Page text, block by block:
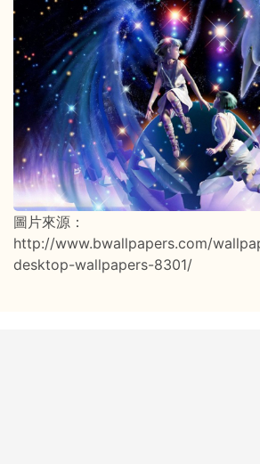
圖片來源：
http://www.bwallpapers.com/
desktop-wallpapers-8301/